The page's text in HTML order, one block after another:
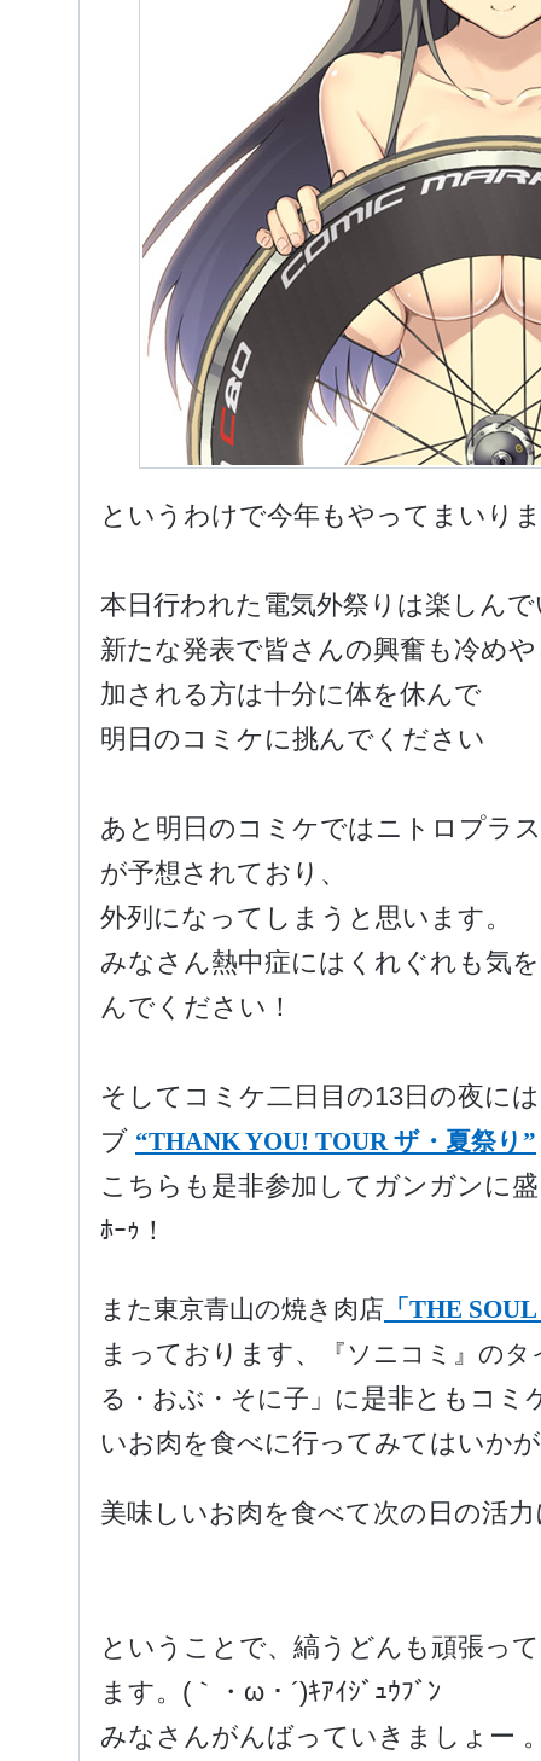
というわけで今年もやってまいり
本日行われた電気外祭りは楽しん
新たな発表で皆さんの興奮も冷め
加される方は十分に体を休んで
明日のコミケに挑んでください
あと明日のコミケではニトロプラ
が予想されており、
外列になってしまうと思います。
みなさん熱中症にはくれぐれも気
んでください！
そしてコミケ二日目の13日の夜に
ブ “THANK YOU! TOUR ザ・夏祭り”
こちらも是非参加してガンガンに
ﾎｰｩ！
また東京青山の焼き肉店 「THE
まっております、
『ソニコミ』の
る・おぶ・そに子」に 是非ともコミ
いお肉を食べに行ってみてはいか
美味しいお肉を食べて次の日の活
ということで、縞うどんも頑張っ
ます。(｀・ω・´)ｷｱｲｼﾞｭｳﾌﾞﾝ
みなさんがんばっていきましょー